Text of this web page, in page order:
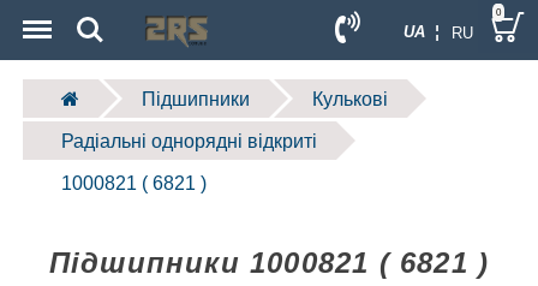
UA ¦ RU
Search 0
Підшипники Кулькові
Радіальні однорядні відкриті
1000821 ( 6821 )
Підшипники 1000821 ( 6821 )